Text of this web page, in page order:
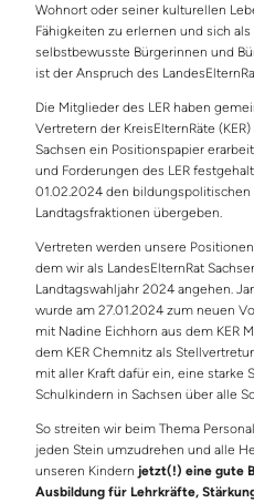
Wohnort oder seiner kulturellen
Fähigkeiten zu erlernen und sich
selbstbewusste Bürgerinnen und
ist der Anspruch des
Die Mitglieder des LER haben
Vertretern der KreisElternRäte
Sachsen ein Positionspapier
und Forderungen des LER
01.02.2024 den
Landtagsfraktionen übergeben.
Vertreten werden unsere
dem wir als LandesElternRat
Landtagswahljahr 2024 angehen.
wurde am 27.01.2024 zum neuen
mit Nadine Eichhorn aus dem KER
dem KER Chemnitz als
mit aller Kraft dafür ein, eine starke
Schulkindern in Sachsen über alle
So streiten wir beim Thema
jeden Stein umzudrehen und alle
unseren Kindern jetzt(!) eine gute
Ausbildung für Lehrkräfte,